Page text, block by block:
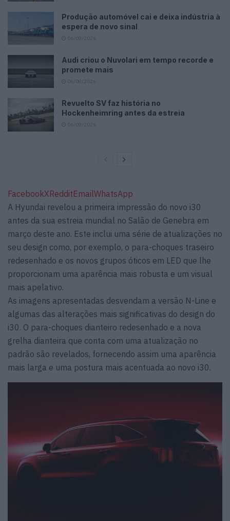
Produção automóvel cai e deixa indústria à
espera de novo sinal
Audi criou o Nuvolari em tempo recorde e
promete mais
Revuelto SV faz história no
Hockenheimring antes da estreia
FacebookXRedditEmailWhatsApp
A Hyundai revelou a primeira impressão do novo i30
antes da sua estreia mundial no Salão de Genebra em
março deste ano. Este inclui uma série de atualizações no
seu design como, por exemplo, o para-choques traseiro
redesenhado e os novos grupos óticos em LED que lhe
proporcionam uma aparência mais robusta e um visual
mais apelativo.
As imagens apresentadas desvendam a versão N-Line e
algumas das alterações mais significativas do design do
i30. O para-choques dianteiro redesenhado e a nova
grelha dianteira que conta com uma atualização no
padrão são revelados, fornecendo assim uma aparência
mais larga e uma postura mais acentuada ao novo i30.